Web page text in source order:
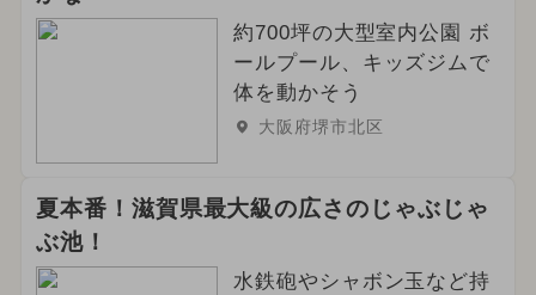
約700坪の大型室内公園 ボ
ールプール、キッズジムで
体を動かそう
大阪府堺市北区
夏本番！滋賀県最大級の広さのじゃぶじゃ
ぶ池！
水鉄砲やシャボン玉など持